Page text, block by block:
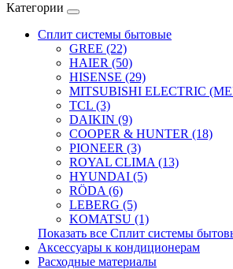
Категории
Сплит системы бытовые
GREE (22)
HAIER (50)
HISENSE (29)
MITSUBISHI ELECTRIC
TCL (3)
DAIKIN (9)
COOPER & HUNTER (18)
PIONEER (3)
ROYAL CLIMA (13)
HYUNDAI (5)
RÖDA (6)
LEBERG (5)
KOMATSU (1)
Показать все Сплит системы
Аксессуары к кондиционерам
Расходные материалы